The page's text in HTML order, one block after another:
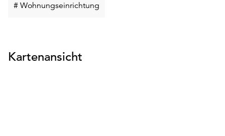
# Wohnungseinrichtung
Kartenansicht